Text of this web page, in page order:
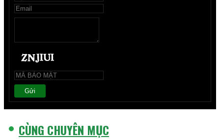
Gửi
CÙNG CHUYÊN MỤC